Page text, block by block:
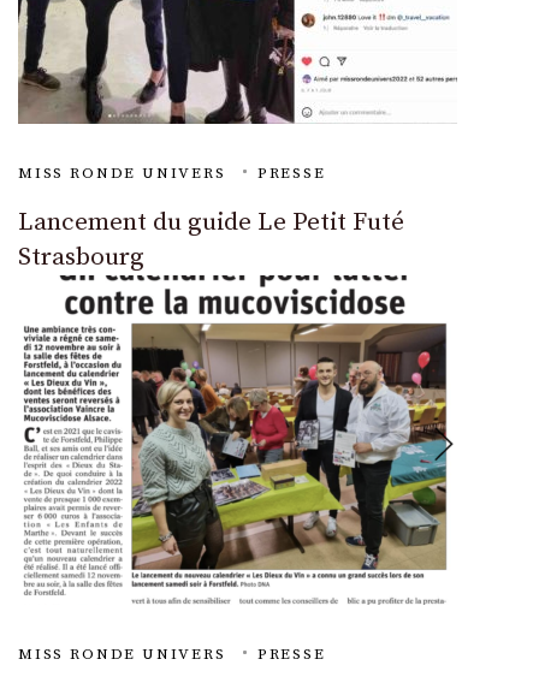
MISS RONDE UNIVERS PRESSE
Lancement du guide Le Petit Futé
Strasbourg
MISS RONDE UNIVERS PRESSE